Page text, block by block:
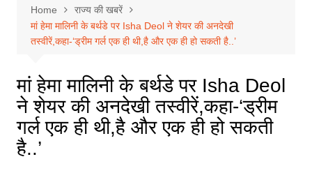
Home
राज्य की खबरें
मां हेमा मालिनी के बर्थडे पर Isha Deol ने शेयर की अनदेखी
तस्वीरें,कहा-‘ड्रीम गर्ल एक ही थी,है और एक ही हो सकती है..’
मां हेमा मालिनी के बर्थडे पर Isha Deol
ने शेयर की अनदेखी तस्वीरें,कहा-‘ड्रीम
गर्ल एक ही थी,है और एक ही हो सकती
है..’